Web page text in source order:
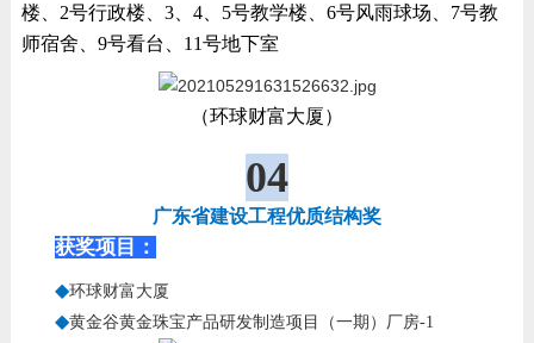
楼、2号行政楼、3、4、5号教学楼、6号风雨球场、7号教
师宿舍、9号看台、11号地下室
（环球财富大厦）
04
广东省建设工程优质结构奖
获奖项目：
◆环球财富大厦
◆黄金谷黄金珠宝产品研发制造项目（一期）厂房-1